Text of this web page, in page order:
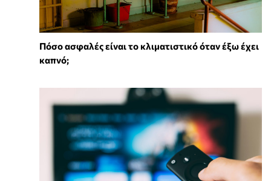
Πόσο ασφαλές είναι το κλιματιστικό όταν έξω έχει
καπνό;